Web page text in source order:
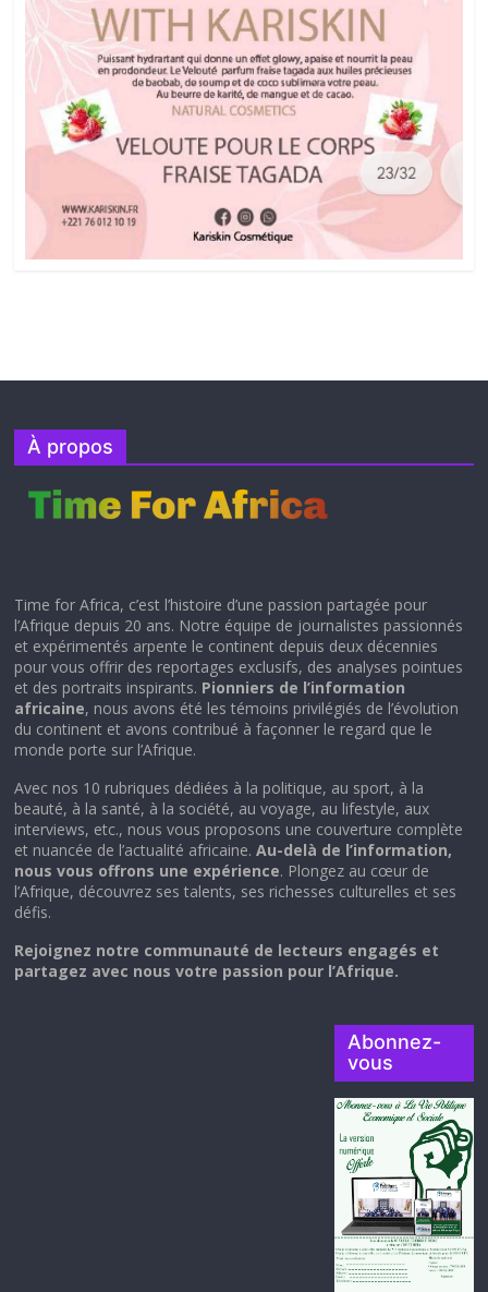
À propos
Time for Africa, c’est l’histoire d’une passion partagée pour
l’Afrique depuis 20 ans. Notre équipe de journalistes passionnés
et expérimentés arpente le continent depuis deux décennies
pour vous offrir des reportages exclusifs, des analyses pointues
et des portraits inspirants. Pionniers de l’information
africaine, nous avons été les témoins privilégiés de l’évolution
du continent et avons contribué à façonner le regard que le
monde porte sur l’Afrique.
Avec nos 10 rubriques dédiées à la politique, au sport, à la
beauté, à la santé, à la société, au voyage, au lifestyle, aux
interviews, etc., nous vous proposons une couverture complète
et nuancée de l’actualité africaine.Au-delà de l’information,
nous vous offrons une expérience. Plongez au cœur de
l’Afrique, découvrez ses talents, ses richesses culturelles et ses
défis.
Rejoignez notre communauté de lecteurs engagés et
partagez avec nous votre passion pour l’Afrique.
Abonnez-
vous